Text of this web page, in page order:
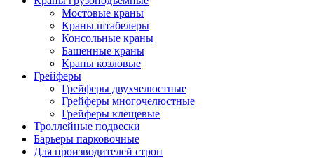
Мостовые краны
Краны штабелеры
Консольные краны
Башенные краны
Краны козловые
Грейферы
Грейферы двухчелюстные
Грейферы многочелюстные
Грейферы клещевые
Троллейные подвески
Барьеры парковочные
Для производителей строп